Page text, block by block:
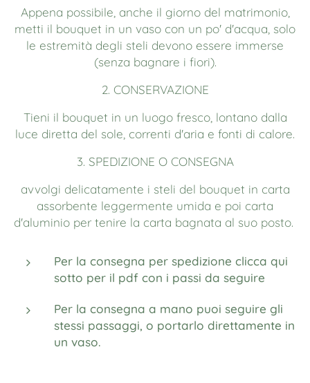
Appena possibile, anche il giorno del matrimonio,
metti il bouquet in un vaso con un po' d'acqua, solo
le estremità degli steli devono essere immerse
(senza bagnare i fiori).
2. CONSERVAZIONE
Tieni il bouquet in un luogo fresco, lontano dalla
luce diretta del sole, correnti d'aria e fonti di calore.
3. SPEDIZIONE O CONSEGNA
avvolgi delicatamente i steli del bouquet in carta
assorbente leggermente umida e poi carta
d'aluminio per tenire la carta bagnata al suo posto.
Per la consegna per spedizione clicca qui
sotto per il pdf con i passi da seguire
Per la consegna a mano puoi seguire gli
stessi passaggi, o portarlo direttamente in
un vaso.